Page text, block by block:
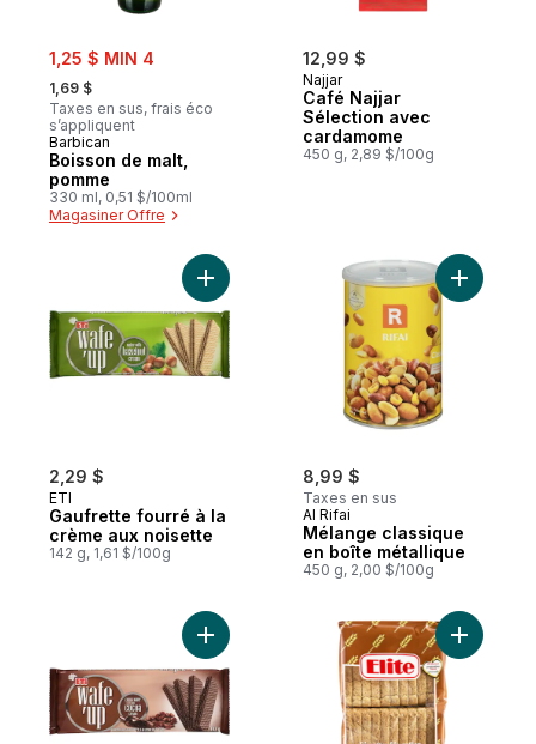
sale:
1,25 $ MIN 4
, formerly:
1,69 $
Taxes en sus, frais éco
s’appliquent
Barbican
Boisson de malt,
pomme
330 ml, 0,51 $/100ml
Magasiner Offre
12,99 $
Najjar
Café Najjar
Sélection avec
cardamome
450 g, 2,89 $/100g
2,29 $
ETI
Gaufrette fourré à la
crème aux noisette
142 g, 1,61 $/100g
Ajouter Gaufrette fourré à la crème aux
8,99 $
Taxes en sus
Al Rifai
Mélange classique
en boîte métallique
450 g, 2,00 $/100g
Ajouter
Ajouter Gaufrette au cacao fourré à la
Ajouter